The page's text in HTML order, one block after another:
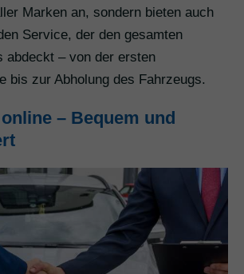
Marken an, sondern bieten auch
Service, der den gesamten
abdeckt – von der ersten
bis zur Abholung des Fahrzeugs.
– Bequem und